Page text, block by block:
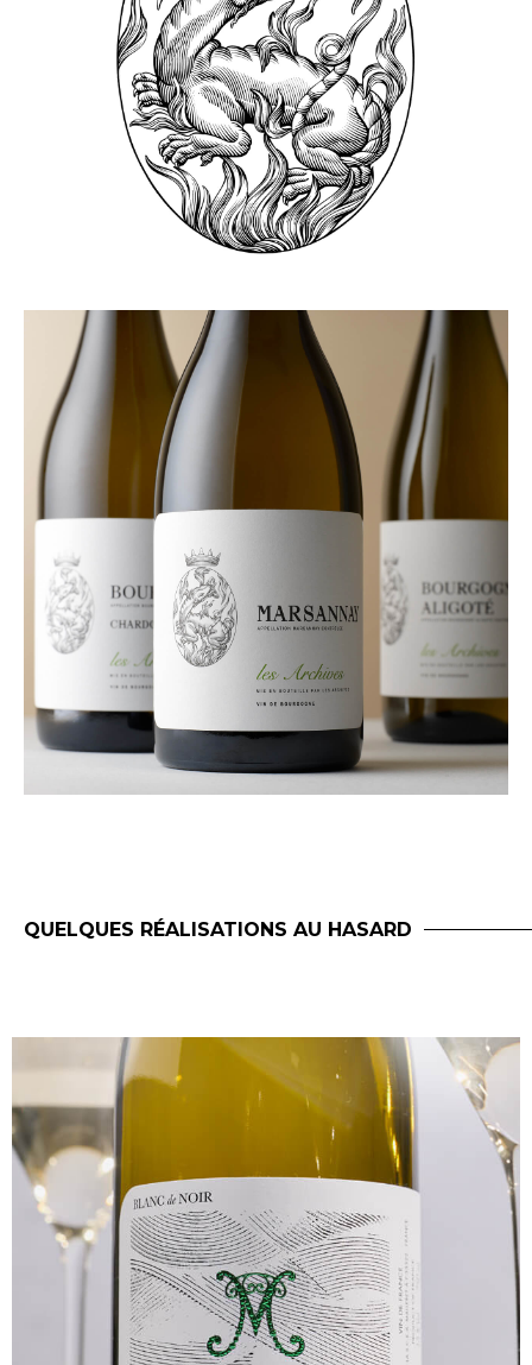
QUELQUES RÉALISATIONS AU HASARD